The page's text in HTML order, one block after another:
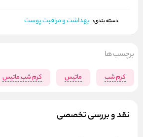
دسته بندی: بهداشت و مراقبت پوست
نقد و بررسی تخصصی
برچسب ها
کرم شب ماتیس کرم شب ماتیس